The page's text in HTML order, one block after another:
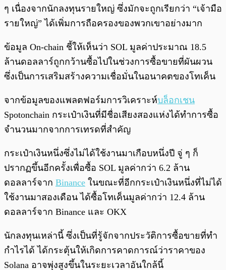
ๆ เนื่องจากนักลงทุนรายใหญ่ ซึ่งมักจะถูกเรียกว่า “เจ้ามือ
รายใหญ่” ได้เพิ่มการถือครองของพวกเขาอย่างมาก
ข้อมูล On-chain ชี้ให้เห็นว่า SOL มูลค่าประมาณ 18.5
ล้านดอลลาร์ถูกกว้านซื้อไปในช่วงการซื้อขายที่ผันผวน
ซึ่งเป็นการเสริมสร้างความเชื่อมั่นในอนาคตของโทเค็น
จากข้อมูลของแพลตฟอร์มการวิเคราะห์บล็อกเชน
Spotonchain กระเป๋าเงินที่มีชื่อเสียงสองแห่งได้ทำการซื้อ
จำนวนมากจากการเทรดที่สำคัญ
กระเป๋าเงินหนึ่งซึ่งไม่ได้ใช้งานมาเกือบหนึ่งปี จู่ ๆ ก็
ปรากฏขึ้นอีกครั้งเพื่อซื้อ SOL มูลค่ากว่า 6.2 ล้าน
ดอลลาร์จาก Binance ในขณะที่อีกกระเป๋าเงินหนึ่งที่ไม่ได้
ใช้งานมาสองเดือน ได้ซื้อโทเค็นมูลค่ากว่า 12.4 ล้าน
ดอลลาร์จาก Binance และ OKX
นักลงทุนเหล่านี้ ซึ่งเป็นที่รู้จักจากประวัติการซื้อขายที่ทำ
กำไรได้ ได้กระตุ้นให้เกิดการคาดการณ์ว่าราคาของ
Solana อาจพุ่งสูงขึ้นในระยะเวลาอันใกล้นี้